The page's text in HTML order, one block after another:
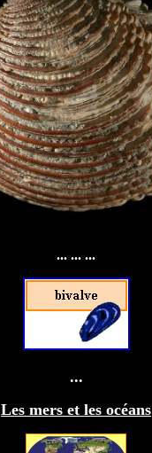
... ... ...
...
Les mers et les océans